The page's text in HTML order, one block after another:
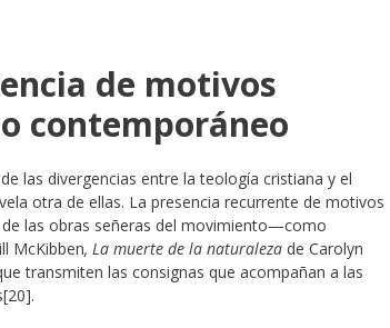
de motivos
contemporáneo
las divergencias entre la teología cristiana y el
otra de ellas. La presencia recurrente de motivos
las obras señeras del movimiento—como
McKibben, La muerte de la naturaleza de Carolyn
transmiten las consignas que acompañan a las
[20].